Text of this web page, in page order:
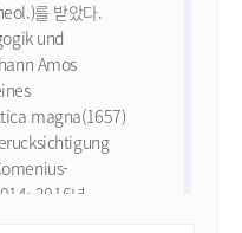
를 받았다.
und
Amos
magna(1657)
년